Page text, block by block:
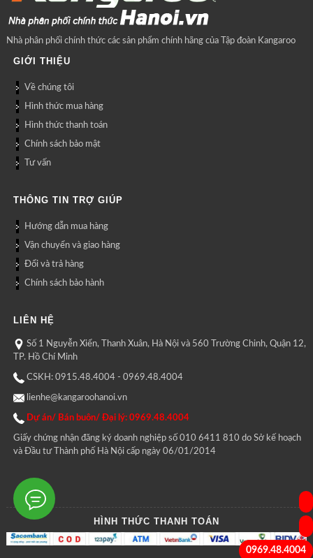
Nhà phân phối chính thức các sản phẩm chính hãng của Tập đoàn Kangaroo
GIỚI THIỆU
Về chúng tôi
Hình thức mua hàng
Hình thức thanh toán
Chính sách bảo mật
Tư vấn
THÔNG TIN TRỢ GIÚP
Hướng dẫn mua hàng
Vận chuyển và giao hàng
Đổi và trả hàng
Chính sách bảo hành
LIÊN HỆ
Số 1 Nguyễn Xiển, Thanh Xuân, Hà Nội và 560 Trường Chinh, Quận 12,
TP. Hồ Chí Minh
CSKH: 0915.48.4004 - 0969.48.4004
lienhe@kangaroohanoi.vn
Dự án/ Bán buôn/ Đại lý: 0969.48.4004
Giấy chứng nhận đăng ký doanh nghiệp số 010 6411 810 do Sở kế hoạch
và Đầu tư Thành phố Hà Nội cấp ngày 06/01/2014
HÌNH THỨC THANH TOÁN
0969.48.4004